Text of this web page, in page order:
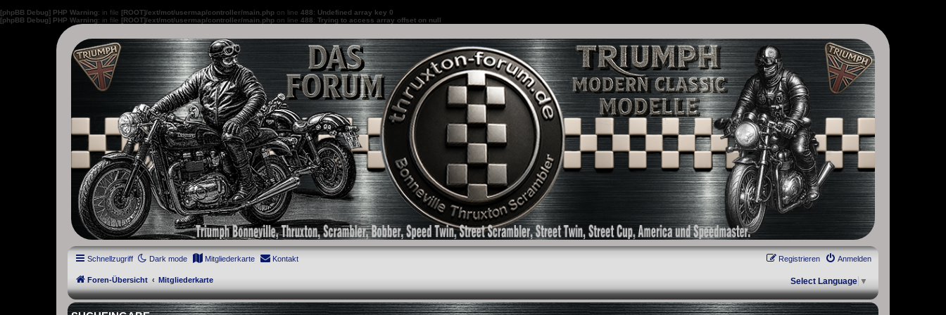
[phpBB Debug] PHP Warning: in file [ROOT]/ext/mot/usermap/controller/main.php on line 488: Undefined array key 0
[phpBB Debug] PHP Warning: in file [ROOT]/ext/mot/usermap/controller/main.php on line 488: Trying to access array offset on null
thruxton-forum.de
DAS FORUM! Alles rund um die Triumph Modern Classic Modelle. Das Forum für die New Bonneville Baureihen ab BJ 2001. Triumph Bonneville, Thruxton, Scrambler, Bobber, Speed Twin, Street Scrambler, Street Twin,
Street Cup, America und Speedmaster.
Schnellzugriff Dark mode Mitgliederkarte Kontakt Anmelden
Registrieren
Foren-Übersicht Mitgliederkarte Select Language ▼